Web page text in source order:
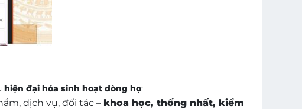
hiện đại hóa sinh hoạt dòng họ:
dịch vụ, đối tác – khoa học, thống nhất, kiểm